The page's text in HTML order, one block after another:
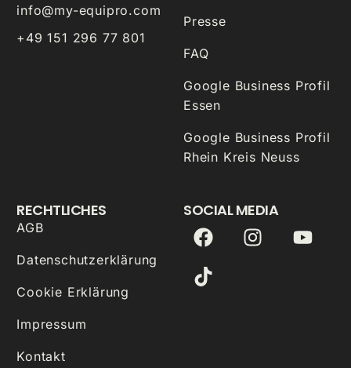
info@my-equipro.com
+49 151 296 77 801
Presse
FAQ
Google Business Profil
Essen
Google Business Profil
Rhein Kreis Neuss
RECHTLICHES
AGB
Datenschutzerklärung
Cookie Erklärung
Impressum
Kontakt
SOCIAL MEDIA